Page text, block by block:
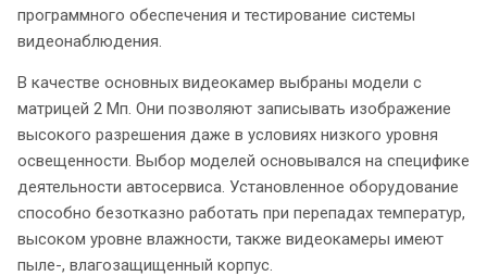
программного обеспечения и тестирование системы
видеонаблюдения.
В качестве основных видеокамер выбраны модели с
матрицей 2 Мп. Они позволяют записывать изображение
высокого разрешения даже в условиях низкого уровня
освещенности. Выбор моделей основывался на специфике
деятельности автосервиса. Установленное оборудование
способно безотказно работать при перепадах температур,
высоком уровне влажности, также видеокамеры имеют
пыле-, влагозащищенный корпус.